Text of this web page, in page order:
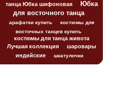
танца Юбка шифоновая
Юбка
для восточного танца
арафатки купить
костюмы для
восточных танцев купить
костюмы для танца живота
Лучшая коллекция
шаровары
индийские
шкатулочки